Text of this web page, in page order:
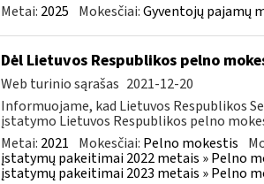
Metai: 2025 Mokesčiai:Gyventojų pajamų
Dėl Lietuvos Respublikos pelno
Web turinio sąrašas 2021-12-20
Informuojame, kad Lietuvos Respublikos
įstatymo Lietuvos Respublikos pelno
Metai: 2021 Mokesčiai: Pelno mokestis
įstatymų pakeitimai 2022 metais » Pelno
įstatymų pakeitimai 2023 metais » Pelno